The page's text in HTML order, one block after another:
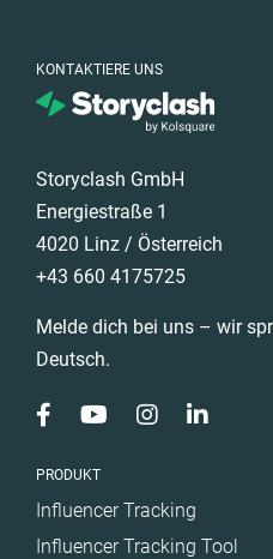
KONTAKTIERE UNS
Storyclash GmbH
Energiestraße 1
4020 Linz / Österreich
+43 660 4175725
Melde dich bei uns – wir
Deutsch.
PRODUKT
Influencer Tracking
Influencer Tracking Tool